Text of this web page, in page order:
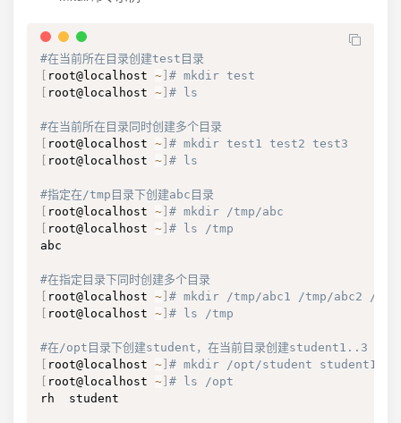
#在当前所在目录创建test目录
root@localhost ~ # mkdir test
root@localhost ~ # ls
#在当前所在目录同时创建多个目录
root@localhost ~ # mkdir test1 test2 test3
root@localhost ~ # ls
#指定在/tmp目录下创建abc目录
root@localhost ~ # mkdir /tmp/abc
root@localhost ~ # ls /tmp
abc
#在指定目录下同时创建多个目录
root@localhost ~ # mkdir /tmp/abc1 /tmp/abc2 /
root@localhost ~ # ls /tmp
#在/opt目录下创建student，在当前目录创建student1..3
root@localhost ~ # mkdir /opt/student student1
root@localhost ~ # ls /opt
rh  student